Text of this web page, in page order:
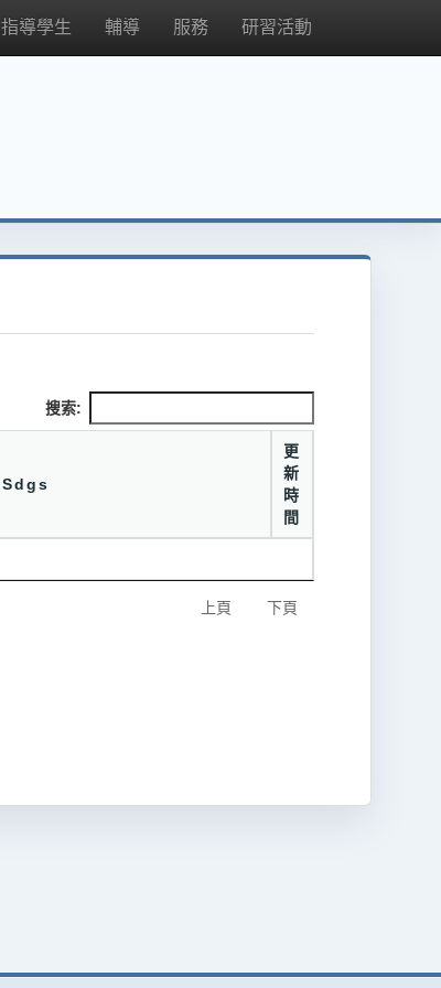
指導學生 輔導 服務 研習活動
搜索:
Sdgs
更
新
時
間
上頁 下頁